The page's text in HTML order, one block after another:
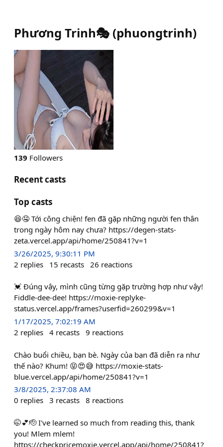
Phương Trinh🎭 (phuongtrinh)
139 Followers
Recent casts
Top casts
😆🤤 Tới công chiện! fen đã gặp những người fen thân
trong ngày hôm nay chưa? https://degen-stats-
zeta.vercel.app/api/home/250841?v=1
3/26/2025, 9:30:11 PM
2 replies 15 recasts 26 reactions
💓 Đúng vậy, mình cũng từng gặp trường hợp như vậy!
Fiddle-dee-dee! https://moxie-replyke-
status.vercel.app/frames?userfid=260299&v=1
1/17/2025, 7:02:19 AM
2 replies 4 recasts 9 reactions
Chào buổi chiều, bạn bè. Ngày của bạn đã diễn ra như
thế nào? Khum! 😝😍😅 https://moxie-stats-
blue.vercel.app/api/home/250841?v=1
3/8/2025, 2:37:08 AM
0 replies 3 recasts 8 reactions
🤭💕🫡 I've learned so much from reading this, thank
you! Mlem mlem!
https://checkpricemoxie.vercel.app/api/home/250841?